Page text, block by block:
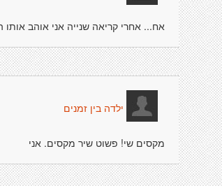
אח... אחרי קריאה שנייה אני אוהב אותו
ילדה בין זמנים
מקסים שי! פשוט שיר מקסים. אני